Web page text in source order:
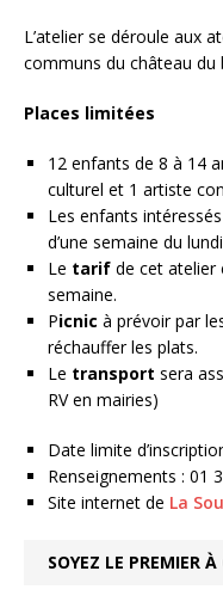
L’atelier se déroule aux
communs du château du
Places limitées
12 enfants de 8 à 14
culturel et 1 artiste
Les enfants
d’une semaine du
Le tarif de cet atelier
semaine.
Picnic à prévoir par
réchauffer les plats.
Le transport sera
RV en mairies)
Date limite
Renseignements : 01
Site internet de La
SOYEZ LE PREMIER